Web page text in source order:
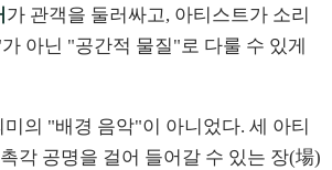
가 관객을 둘러싸고, 아티스트가 소리
아닌 "공간적 물질"로 다룰 수 있게
의 "배경 음악"이 아니었다. 세 아티
각 공명을 걸어 들어갈 수 있는 장(場)